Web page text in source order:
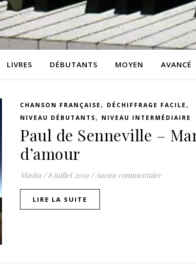
LIVRES DÉBUTANTS MOYEN AVANCÉ
CHANSON FRANÇAISE , DÉCHIFFRAGE FACILE ,
NIVEAU DÉBUTANTS, NIVEAU INTERMÉDIAIRE
Paul de Senneville –
d’amour
Masha / 8 juillet 2019 /Aucun commentaire
LIRE LA SUITE